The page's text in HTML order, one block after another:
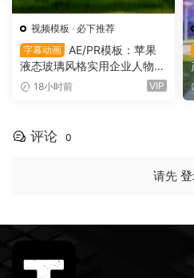
视频模板 · 必下推荐
字幕动画
AE/PR模板：苹果
液态玻璃风格实用企业人物宣
传下横栏字幕条文字标题动画
18小时前 VIP
评论 0
请先